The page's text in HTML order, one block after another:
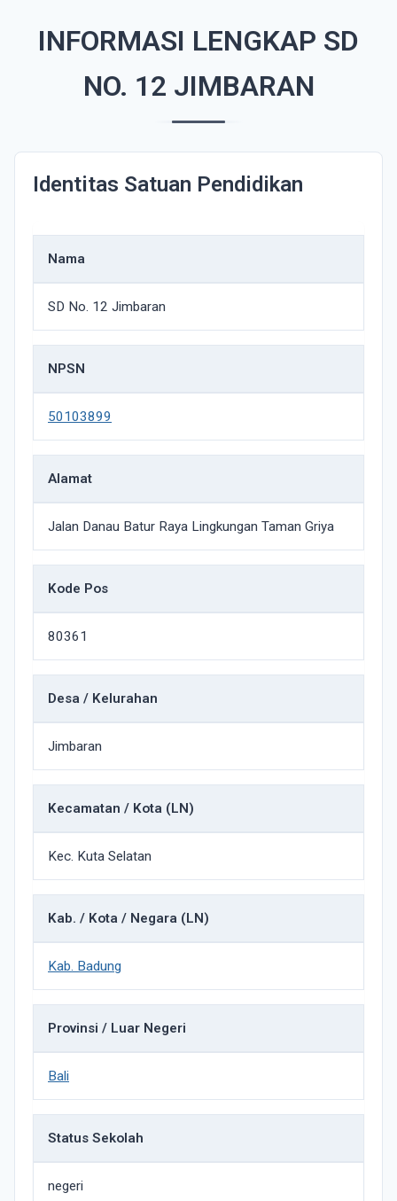
INFORMASI LENGKAP SD
NO. 12 JIMBARAN
Identitas Satuan Pendidikan
Nama
SD No. 12 Jimbaran
NPSN
50103899
Alamat
Jalan Danau Batur Raya Lingkungan Taman Griya
Kode Pos
80361
Desa / Kelurahan
Jimbaran
Kecamatan / Kota (LN)
Kec. Kuta Selatan
Kab. / Kota / Negara (LN)
Kab. Badung
Provinsi / Luar Negeri
Bali
Status Sekolah
negeri